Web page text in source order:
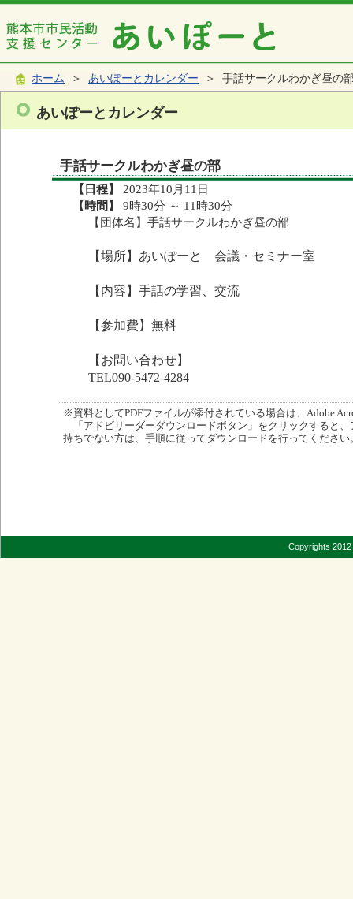
ホーム ＞ あいぽーとカレンダー ＞ 手話サークルわかぎ昼の
あいぽーとカレンダー
手話サークルわかぎ昼の部
【日程】
2023年10月11日
【時間】
9時30分 ～ 11時30分
【団体名】手話サークルわかぎ昼の部
【場所】あいぽーと 会議・セミナー室
【内容】手話の学習、交流
【参加費】無料
【お問い合わせ】
TEL090-5472-4284
※資料としてPDFファイルが添付されている場合は、Adobe
「アドビリーダーダウンロードボタン」をクリックすると
持ちでない方は、手順に従ってダウンロードを行ってください
Copyrights